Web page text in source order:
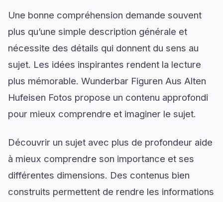
Une bonne compréhension demande souvent
plus qu’une simple description générale et
nécessite des détails qui donnent du sens au
sujet. Les idées inspirantes rendent la lecture
plus mémorable. Wunderbar Figuren Aus Alten
Hufeisen Fotos propose un contenu approfondi
pour mieux comprendre et imaginer le sujet.
Découvrir un sujet avec plus de profondeur aide
à mieux comprendre son importance et ses
différentes dimensions. Des contenus bien
construits permettent de rendre les informations